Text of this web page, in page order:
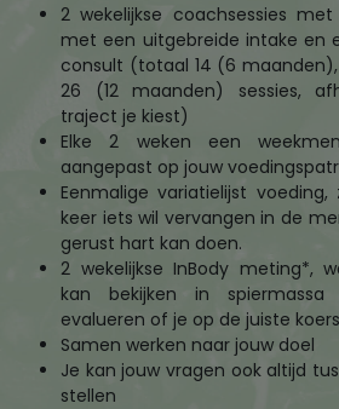
2 wekelijkse coachsessies
met een uitgebreide intake en
consult (totaal 14 (6
26 (12 maanden) sessies,
traject je kiest)
Elke 2 weken een
aangepast op jouw
Eenmalige variatielijst
keer iets wil vervangen in de
gerust hart kan doen.
2 wekelijkse InBody meting*,
kan bekijken in
evalueren of je op de juiste
Samen werken naar jouw doel
Je kan jouw vragen ook altijd
stellen